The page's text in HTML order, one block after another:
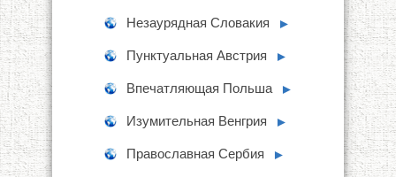
Незаурядная Словакия ►
Пунктуальная Австрия ►
Впечатляющая Польша ►
Изумительная Венгрия ►
Православная Сербия ►